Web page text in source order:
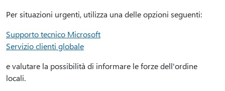
Per situazioni urgenti, utilizza una delle opzioni seguenti:
Supporto tecnico Microsoft
Servizio clienti globale
e valutare la possibilità di informare le forze dell'ordine
locali.